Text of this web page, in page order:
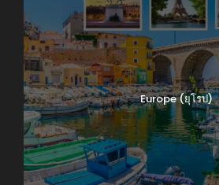
Europe (ยุโรป)